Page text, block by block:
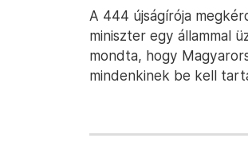
A 444 újságírója
miniszter egy állammal
mondta, hogy
mindenkinek be kell